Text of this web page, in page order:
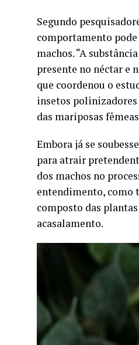
Segundo
comportamento
machos. “A
presente no néctar e
que coordenou o
insetos polinizadores
das mariposas
Embora já se
para atrair
dos machos no
entendimento, como
composto das
acasalamento.